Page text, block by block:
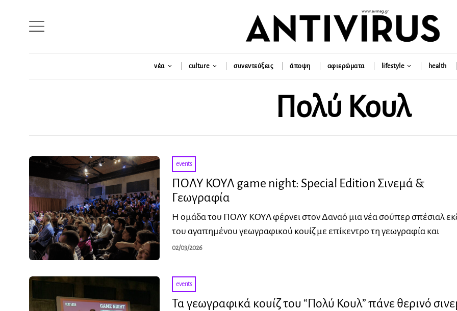
νέα culture συνεντεύξεις άποψη αφιερώματα lifestyle health
Πολύ Κουλ
events
ΠΟΛΥ ΚΟΥΛ game night: Special Edition Σινεμά &
Γεωγραφία
Η ομάδα του ΠΟΛΥ ΚΟΥΛ φέρνει στον Δαναό μια νέα σούπερ σπέσιαλ
του αγαπημένου γεωγραφικού κουίζ με επίκεντρο τη γεωγραφία και
02/03/2026
events
Τα γεωγραφικά κουίζ του “Πολύ Κουλ” πάνε θερινό